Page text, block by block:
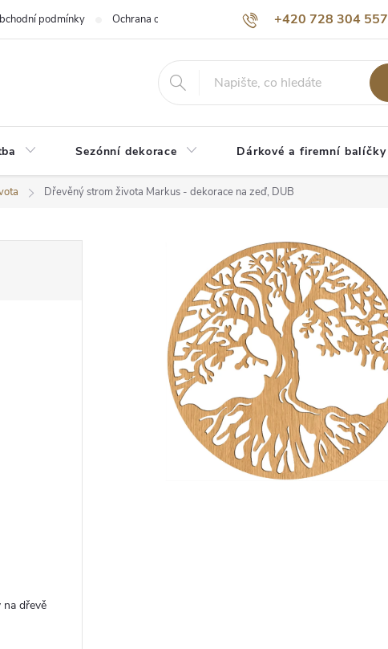
+420 728 304 557
podmínky Ochrana osobních údajů O nás
Sezónní dekorace Dárkové a firemní balíčky
Dřevěný strom života Markus - dekorace na zeď, DUB
dřevě